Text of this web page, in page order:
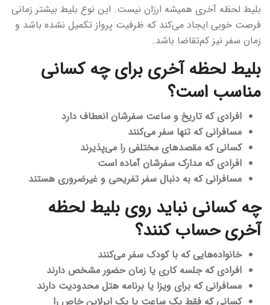
بلیط لحظه آخری همیشه ارزان نیست. این نوع بلیط بیشتر زمانی
فرصت خوبی ایجاد می‌کند که ظرفیت پرواز تکمیل نشده باشد و
زمان سفر نیز کم‌تقاضا باشد.
بلیط لحظه آخری برای چه کسانی
مناسب است؟
افرادی که تاریخ و ساعت سفرشان انعطاف دارد
مسافرانی که تنها سفر می‌کنند
کسانی که مقصدهای مختلفی را می‌پذیرند
افرادی که مدارک سفرشان آماده است
مسافرانی که به دنبال سفر تفریحی و غیرضروری هستند
چه کسانی نباید روی بلیط لحظه
آخری حساب کنند؟
خانواده‌هایی که با کودک سفر می‌کنند
افرادی که جلسه کاری یا زمان حضور مشخص دارند
مسافرانی که برای ویزا یا برنامه هتل محدودیت دارند
کسانی که فقط یک ساعت یا یک ایرلاین خاص را